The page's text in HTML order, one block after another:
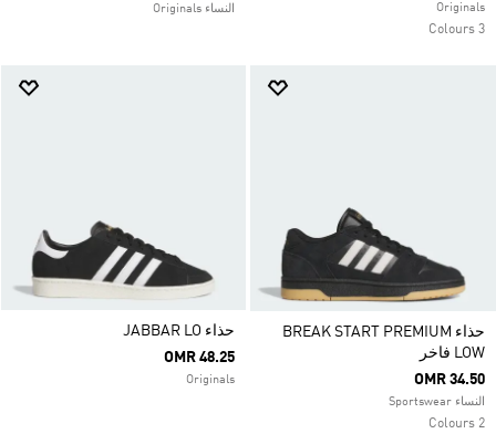
Originals
3 Colours
النساء Originals
حذاء BREAK START PREMIUM
LOW فاخر
OMR 34.50
النساء Sportswear
2 Colours
حذاء JABBAR LO
OMR 48.25
Originals